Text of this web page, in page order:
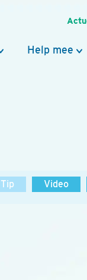
Help mee
Tip Video